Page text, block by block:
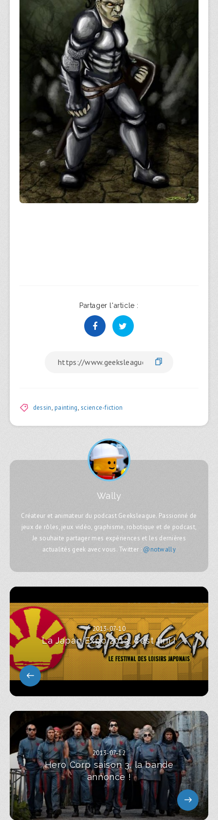
Partager l'article :
dessin,painting,science-fiction
Wally
Créateur et animateur du podcast Geeksleague. Passionné de
jeux de rôles, jeux vidéo, graphisme, robotique et de podcast,
Je souhaite partager mes expériences et les dernières
actualités geek avec vous. Twitter : @notwally
2013-07-10
La Japan Expo 2013, c’est fini !
2013-07-12
Hero Corp saison 3, la bande
annonce !